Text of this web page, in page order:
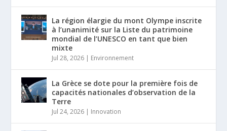
La région élargie du mont Olympe inscrite
à l’unanimité sur la Liste du patrimoine
mondial de l’UNESCO en tant que bien
mixte
Jul 28, 2026 | Environnement
La Grèce se dote pour la première fois de
capacités nationales d’observation de la
Terre
Jul 24, 2026 | Innovation